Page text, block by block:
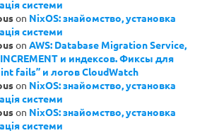
системи
on NixOS: знайомство, установка
системи
on AWS: Database Migration Service,
и индексов. Фиксы для
fails” и логов CloudWatch
on NixOS: знайомство, установка
системи
on NixOS: знайомство, установка
системи